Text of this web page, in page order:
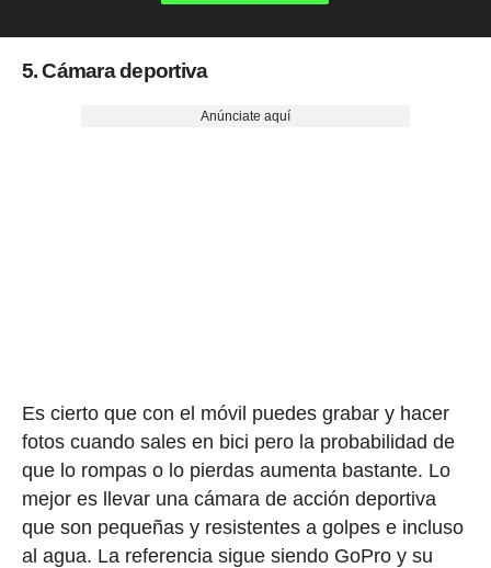
5. Cámara deportiva
Anúnciate aquí
Es cierto que con el móvil puedes grabar y hacer
fotos cuando sales en bici pero la probabilidad de
que lo rompas o lo pierdas aumenta bastante. Lo
mejor es llevar una cámara de acción deportiva
que son pequeñas y resistentes a golpes e incluso
al agua. La referencia sigue siendo GoPro y su